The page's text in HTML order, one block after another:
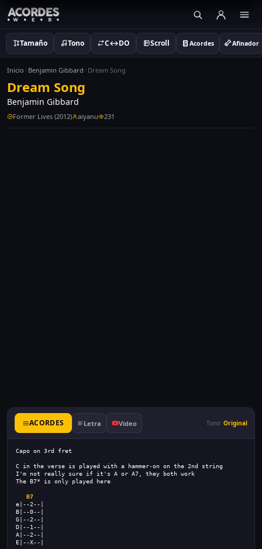
Tamaño Tono C↔DO Scroll Acordes Afinador
Inicio Benjamin Gibbard Dream Song
Dream Song
Benjamin Gibbard
Former Lives (2012) aiyanu 231
ACORDES Letra Video Tono: Original
Capo on 3rd fret
C in the verse is played with a hammer-on on the 2nd string
I'm not really sure if it's A or A7, they both work
The B7* is only played here
B7
e|--2--|
B|--0--|
G|--2--|
D|--1--|
A|--2--|
E|--X--|